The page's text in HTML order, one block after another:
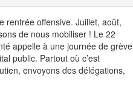
rentrée offensive. Juillet, août,
de nous mobiliser ! Le 22
appelle à une journée de grève
public. Partout où c’est
envoyons des délégations,